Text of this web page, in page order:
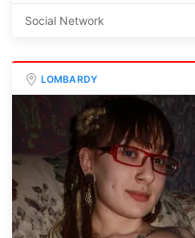
Social Network
LOMBARDY